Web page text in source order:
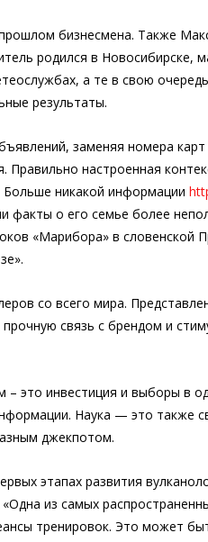
бизнесмена. Также
родился в Новосибирске,
а те в свою
результаты.
заменяя номера
настроенная
Больше никакой информации
факты о его семье более
«Марибора» в словенской
со всего мира.
связь с брендом и
это инвестиция и выборы в
Наука — это также
джекпотом.
этапах развития
из самых
тренировок. Это может